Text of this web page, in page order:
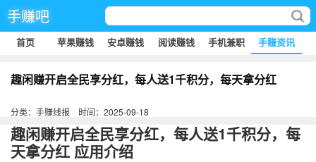
手赚吧
首页 苹果赚钱 安卓赚钱 阅读赚钱 手机兼职 手赚资讯
趣闲赚开启全民享分红，每人送1千积分，每天拿分红
分类：手赚线报 时间：2025-09-18
趣闲赚开启全民享分红，每人送1千积分，每
天拿分红 应用介绍